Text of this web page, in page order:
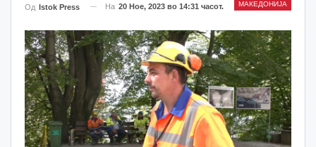
МАКЕДОНИЈА
Од Istok Press На 20 Ное, 2023 во 14:31 часот.